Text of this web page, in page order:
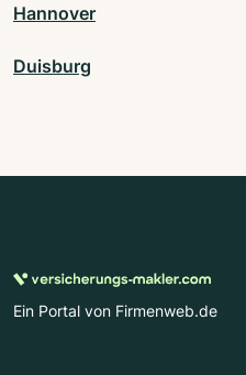
Hannover
Duisburg
Ein Portal von Firmenweb.de